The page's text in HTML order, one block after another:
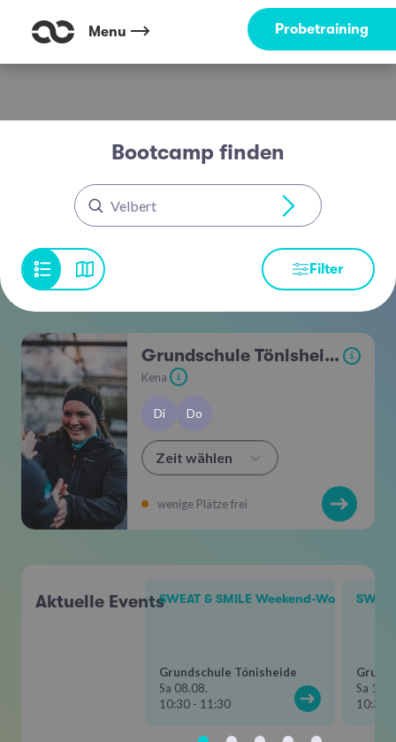
Menu Probetraining
Bootcamp finden
Velbert
Filter
Grundschule Tönisheide i
Kena i
Di Do
Zeit wählen
wenige Plätze frei
Aktuelle EventsSWEAT & SMILE Weekend-Workout
Grundschule Tönisheide
Sa 08.08.
10:30 - 11:30
Sa
10:30